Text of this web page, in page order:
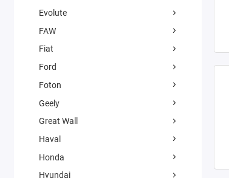
Evolute
FAW
Fiat
Ford
Foton
Geely
Great Wall
Haval
Honda
Hyundai